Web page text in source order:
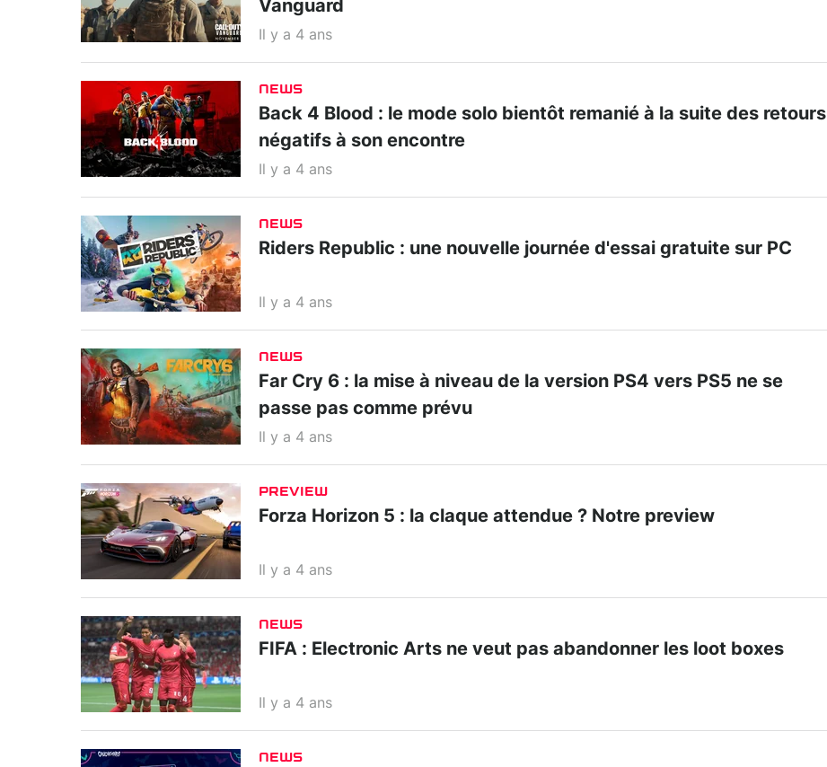
Vanguard
Il y a 4 ans
NEWS
Back 4 Blood : le mode solo bientôt remanié à la suite des retours
négatifs à son encontre
Il y a 4 ans
NEWS
Riders Republic : une nouvelle journée d'essai gratuite sur PC
Il y a 4 ans
NEWS
Far Cry 6 : la mise à niveau de la version PS4 vers PS5 ne se
passe pas comme prévu
Il y a 4 ans
PREVIEW
Forza Horizon 5 : la claque attendue ? Notre preview
Il y a 4 ans
NEWS
FIFA : Electronic Arts ne veut pas abandonner les loot boxes
Il y a 4 ans
NEWS